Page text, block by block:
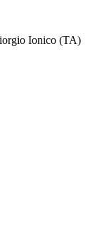
Ionico (TA)